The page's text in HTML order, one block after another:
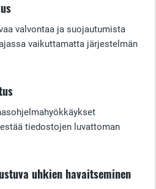
valvontaa ja suojautumista
vaikuttamatta järjestelmän
tiedostojen luvattoman
uhkien havaitseminen